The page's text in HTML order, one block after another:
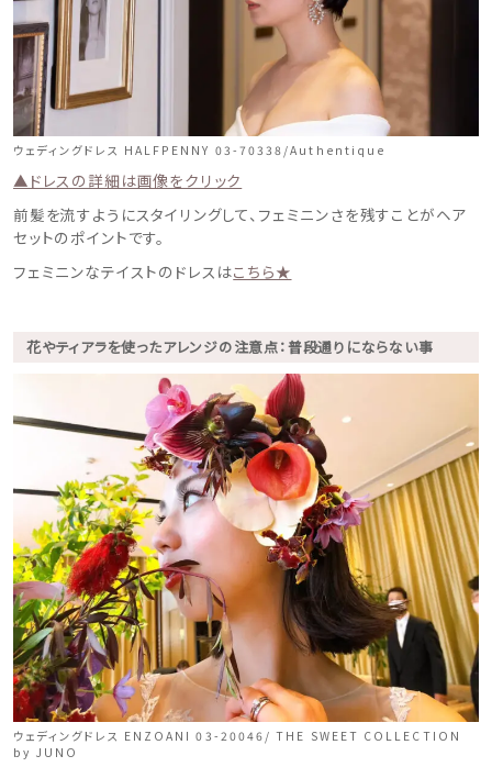
ウェディングドレス HALFPENNY 03-70338/Authentique
▲ドレスの詳細は画像をクリック
前髪を流すようにスタイリングして、フェミニンさを残すことがヘア
セットのポイントです。
フェミニンなテイストのドレスはこちら★
花やティアラを使ったアレンジの注意点：普段通りにならない事
ウェディングドレス ENZOANI 03-20046/ THE SWEET COLLECTION
by JUNO